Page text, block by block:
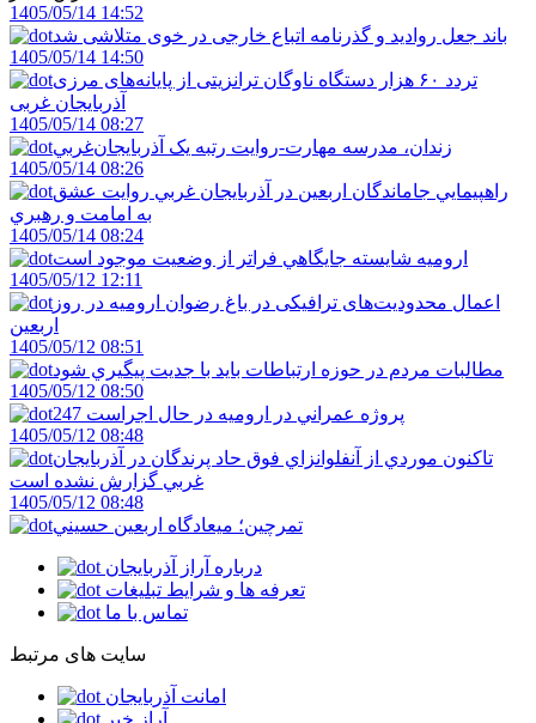
1405/05/14 14:52
باند جعل روادید و گذرنامه اتباع خارجی در خوی متلاشی شد
1405/05/14 14:50
تردد ۶۰ هزار دستگاه ناوگان ترانزیتی از پایانه‌های مرزی
آذربایجان ‌غربی
1405/05/14 08:27
زندان، مدرسه مهارت-روايت رتبه يک آذربايجان‌غربي
1405/05/14 08:26
راهپيمايي جاماندگان اربعين در آذربايجان غربي روايت عشق
به امامت و رهبري
1405/05/14 08:24
اروميه شايسته جايگاهي فراتر از وضعيت موجود است
1405/05/12 12:11
اعمال محدودیت‌های ترافیکی در باغ رضوان ارومیه در روز
اربعین
1405/05/12 08:51
مطالبات مردم در حوزه ارتباطات بايد با جديت پيگيري شود
1405/05/12 08:50
247 پروژه عمراني در اروميه در حال اجراست
1405/05/12 08:48
تاکنون موردي از آنفلوانزاي فوق حاد پرندگان در آذربايجان
غربي گزارش نشده است
1405/05/12 08:48
تمرچين؛ ميعادگاه اربعين حسيني
درباره آراز آذربایجان
تعرفه ها و شرایط تبلیغات
تماس با ما
سایت های مرتبط
امانت آذربایجان
آراز خبر